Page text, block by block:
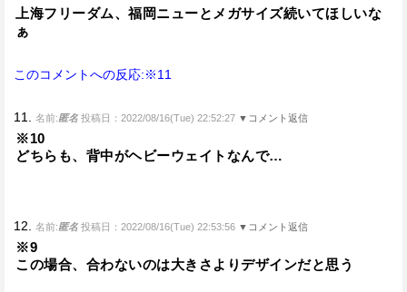
上海フリーダム、福岡ニューとメガサイズ続いてほしいな
ぁ
このコメントへの反応:※11
11. 名前:匿名 投稿日：2022/08/16(Tue) 22:52:27 ▼コメント返信
※10
どちらも、背中がヘビーウェイトなんで…
12. 名前:匿名 投稿日：2022/08/16(Tue) 22:53:56 ▼コメント返信
※9
この場合、合わないのは大きさよりデザインだと思う